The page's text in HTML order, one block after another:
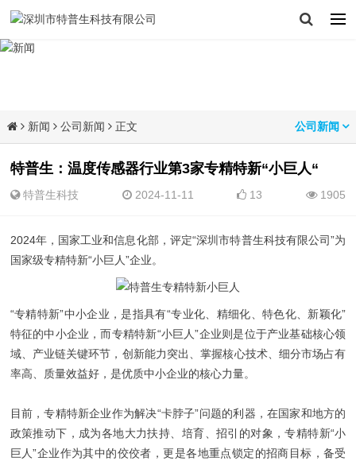
新闻 公司新闻 正文 公司新闻
特普生：温度传感器行业第3家专精特新“小巨人“
特普生科技 2024-11-11 13 1905
2024年，国家工业和信息化部，评定“深圳市特普生科技有限公司”为
国家级专精特新“小巨人”企业。
“专精特新”中小企业，是指具有“专业化、精细化、特色化、新颖化”
特征的中小企业，而专精特新“小巨人”企业则是位于产业基础核心领
域、产业链关键环节，创新能力突出、掌握核心技术、细分市场占有
率高、质量效益好，是优质中小企业的核心力量。
目前，专精特新企业作为解决“卡脖子”问题的利器，在国家和地方的
政策推动下，成为各地大力扶持、培育、招引的对象，专精特新“小
巨人”企业作为其中的佼佼者，更是各地重点锁定的招商目标，备受